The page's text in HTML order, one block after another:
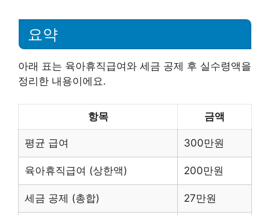
요약
아래 표는 육아휴직급여와 세금 공제 후 실수령액을
정리한 내용이에요.
항목 금액
평균 급여 300만원
육아휴직급여 (상한액) 200만원
세금 공제 (총합) 27만원